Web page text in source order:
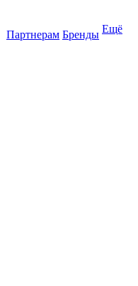
Партнерам Бренды Ещё